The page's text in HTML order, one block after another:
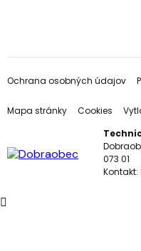
Ochrana osobných údajov
Mapa stránky Cookies
073 01
Kontakt: